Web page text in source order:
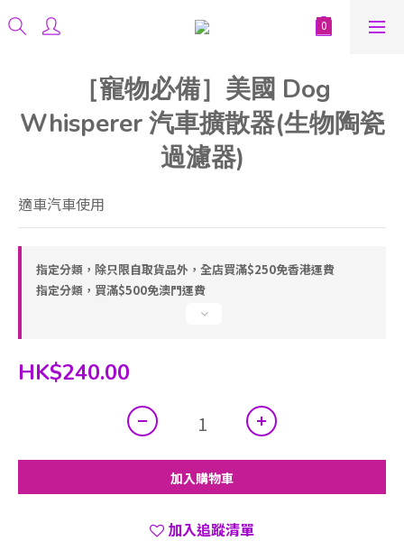
［寵物必備］美國 Dog
Whisperer 汽車擴散器(生物陶瓷
過濾器)
適車汽車使用
指定分類，除只限自取貨品外，全店買滿$250免香港運費
指定分類，買滿$500免澳門運費
HK$240.00
加入購物車
加入追蹤清單